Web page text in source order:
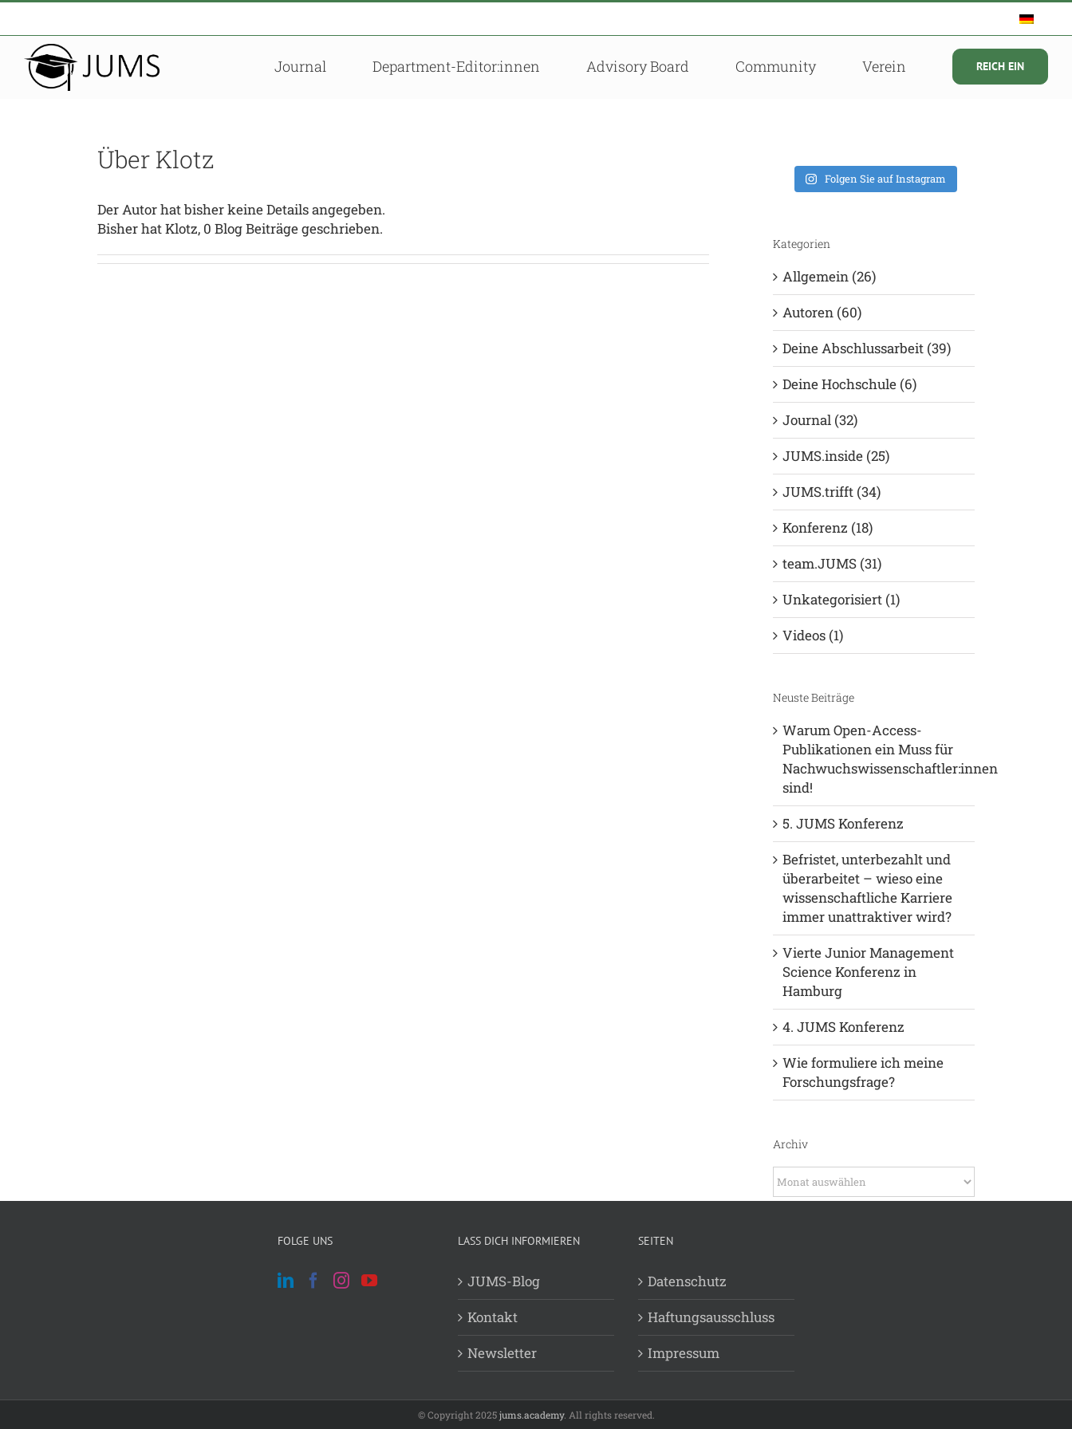
Zum
springen
Journal Department-Editor:innen Advisory Board Community Verein REICH EIN
Über Klotz
Der Autor hat bisher keine Details angegeben.
Bisher hat Klotz, 0 Blog Beiträge geschrieben.
Folgen Sie auf Instagram
Kategorien
Allgemein (26)
Autoren (60)
Deine Abschlussarbeit (39)
Deine Hochschule (6)
Journal (32)
JUMS.inside (25)
JUMS.trifft (34)
Konferenz (18)
team.JUMS (31)
Unkategorisiert (1)
Videos (1)
Neuste Beiträge
Warum Open-Access-
Publikationen ein Muss für
Nachwuchswissenschaftler:innen
sind!
5. JUMS Konferenz
Befristet, unterbezahlt und
überarbeitet – wieso eine
wissenschaftliche Karriere
immer unattraktiver wird?
Vierte Junior Management
Science Konferenz in
Hamburg
4. JUMS Konferenz
Wie formuliere ich meine
Forschungsfrage?
Archiv
Archiv
FOLGE UNS LASS DICH INFORMIEREN
JUMS-Blog
Kontakt
Newsletter
SEITEN
Datenschutz
Haftungsausschluss
Impressum
© Copyright 2025jums.academy. All rights reserved.